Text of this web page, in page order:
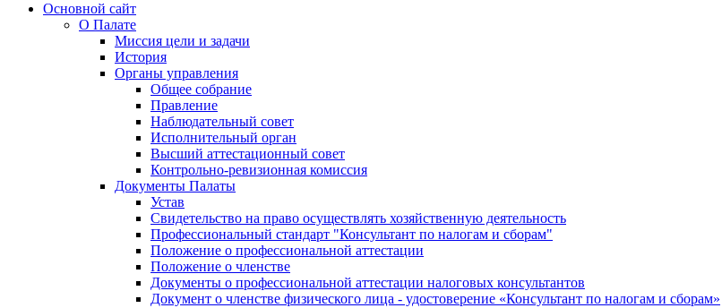
Основной сайт
О Палате
Миссия цели и задачи
История
Органы управления
Общее собрание
Правление
Наблюдательный совет
Исполнительный орган
Высший аттестационный совет
Контрольно-ревизионная комиссия
Документы Палаты
Устав
Свидетельство на право осуществлять хозяйственную деятельность
Профессиональный стандарт "Консультант по налогам и сборам"
Положение о профессиональной аттестации
Положение о членстве
Документы о профессиональной аттестации налоговых консультантов
Документ о членстве физического лица - удостоверение «Консультант по налогам и сборам»